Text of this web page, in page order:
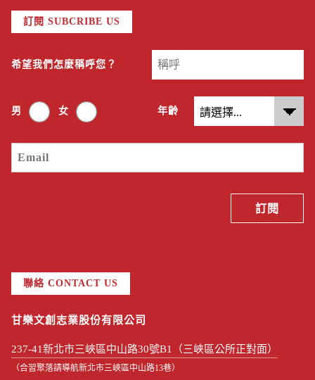
訂閱 SUBCRIBE US
希望我們怎麼稱呼您？
男 女 年齡
聯絡 CONTACT US
甘樂文創志業股份有限公司
237-41新北市三峽區中山路30號B1（三峽區公所正對面）
（合習聚落請導航新北市三峽區中山路13巷）